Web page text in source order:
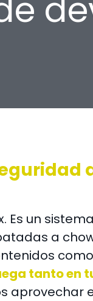
Es un
a
tanto en
aprovechar